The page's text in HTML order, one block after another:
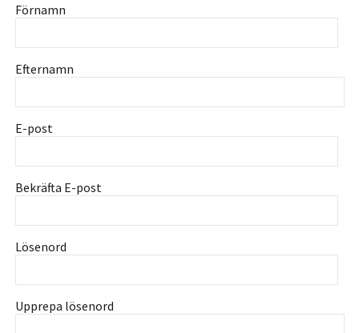
Förnamn
Efternamn
E-post
Bekräfta E-post
Lösenord
Upprepa lösenord